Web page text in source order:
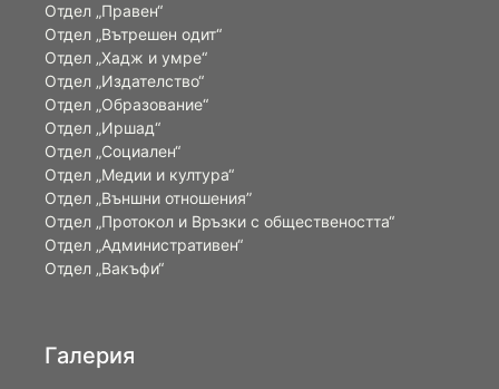
Отдел „Правен“
Отдел „Вътрешен одит“
Отдел „Хадж и умре“
Отдел „Издателство“
Отдел „Образование“
Отдел „Иршад“
Отдел „Социален“
Отдел „Медии и култура“
Отдел „Външни отношения”
Oтдел „Протокол и Връзки с обществеността“
Отдел „Административен“
Отдел „Вакъфи“
Галерия